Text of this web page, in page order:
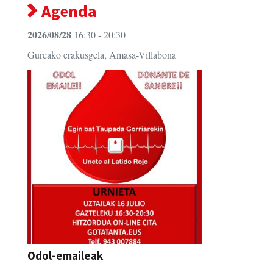
Agenda
2026/08/28 16:30 - 20:30
Gureako erakusgela, Amasa-Villabona
Odol-emaileak